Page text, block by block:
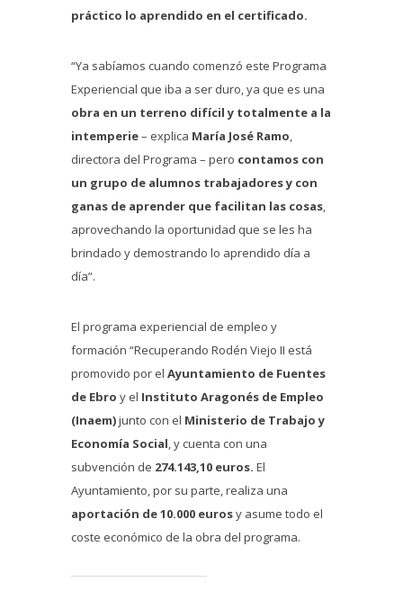
práctico lo aprendido en el certificado.
“Ya sabíamos cuando comenzó este Programa
Experiencial que iba a ser duro, ya que es una
obra en un terreno difícil y totalmente a la
intemperie– explica María José Ramo,
directora del Programa – pero contamos con
un grupo de alumnos trabajadores y con
ganas de aprender que facilitan las cosas,
aprovechando la oportunidad que se les ha
brindado y demostrando lo aprendido día a
día”.
El programa experiencial de empleo y
formación “Recuperando Rodén Viejo II está
promovido por el Ayuntamiento de Fuentes
de Ebro y el Instituto Aragonés de Empleo
(Inaem)junto con el Ministerio de Trabajo y
Economía Social, y cuenta con una
subvención de 274.143,10 euros. El
Ayuntamiento, por su parte, realiza una
aportación de 10.000 eurosy asume todo el
coste económico de la obra del programa.